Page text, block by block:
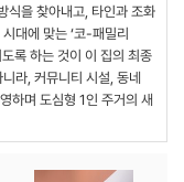
식을 찾아내고, 타인과 조화
대에 맞는 ‘코-패밀리
록 하는 것이 이 집의 최종
라, 커뮤니티 시설, 동네
하며 도심형 1인 주거의 새